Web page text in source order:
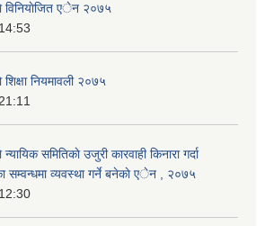
विनियाेजित एेन २०७५
शिक्षा नियमावली २०७५
समितिकाे उजुरी कारवाही किनारा गर्दा
सम्वन्धमा व्यवस्था गर्ने बनेकाे एेन , २०७५